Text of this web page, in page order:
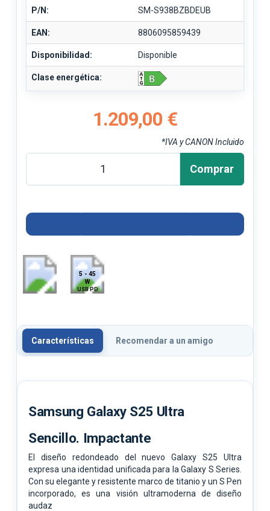
P/N: SM-S938BZBDEUB
EAN: 8806095859439
Disponibilidad: Disponible
Clase energética:
1.209,00 €
*IVA y CANON Incluido
Comprar
5 - 45
W
USB PD
Características Recomendar a un amigo
Samsung Galaxy S25 Ultra
Sencillo. Impactante
El diseño redondeado del nuevo Galaxy S25 Ultra
expresa una identidad unificada para la Galaxy S Series.
Con su elegante y resistente marco de titanio y un S Pen
incorporado, es una visión ultramoderna de diseño
audaz